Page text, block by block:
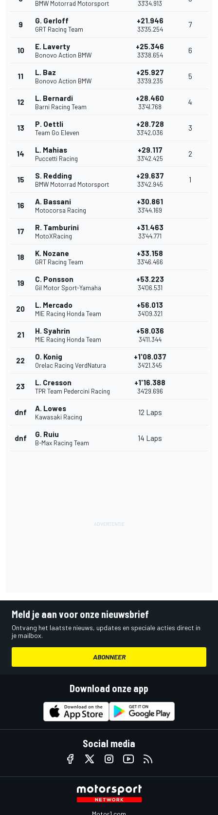
BMW Motorrad Motorsport 33'34.913
9 G. Gerloff
GRT Racing Team
+21.946
33'35.254
7
10 E. Laverty
Bonovo Action BMW
+25.346
33'38.654
6
11 L. Baz
Bonovo Action BMW
+25.927
33'39.235
5
12 L. Bernardi
Barni Racing Team
+28.460
33'41.768
4
13 P. Oettli
Team Go Eleven
+28.728
33'42.036
3
14 L. Mahias
Puccetti Racing
+29.117
33'42.425
2
15 S. Redding
BMW Motorrad Motorsport
+29.637
33'42.945
1
16 A. Bassani
Motocorsa Racing
+30.861
33'44.169
17 R. Tamburini
MotoXRacing
+31.463
33'44.771
18 K. Nozane
GRT Racing Team
+33.158
33'46.466
19 C. Ponsson
Gil Motor Sport-Yamaha
+53.223
34'06.531
20 L. Mercado
MIE Racing Honda Team
+56.013
34'09.321
21 H. Syahrin
MIE Racing Honda Team
+58.036
34'11.344
22 O. Konig
Orelac Racing VerdNatura
+1'08.037
34'21.345
23 L. Cresson
TPR Team Pedercini Racing
+1'16.388
34'29.696
dnf A. Lowes
Kawasaki Racing
12 Laps
dnf G. Ruiu
B-Max Racing Team
14 Laps
Meld je aan voor onze nieuwsbrief
Ontvang het laatste nieuws, updates en speciale acties direct in
je mailbox.
ABONNEER
Download onze app
Social media